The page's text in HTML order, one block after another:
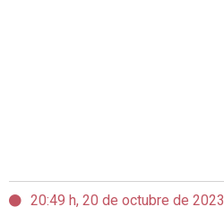
20:49 h, 20 de octubre de 2023